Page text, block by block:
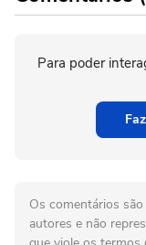
Para poder
Os comentários
autores e não